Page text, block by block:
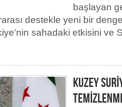
başlayan
destekle yeni bir
sahadaki etkisini ve
KUZEY